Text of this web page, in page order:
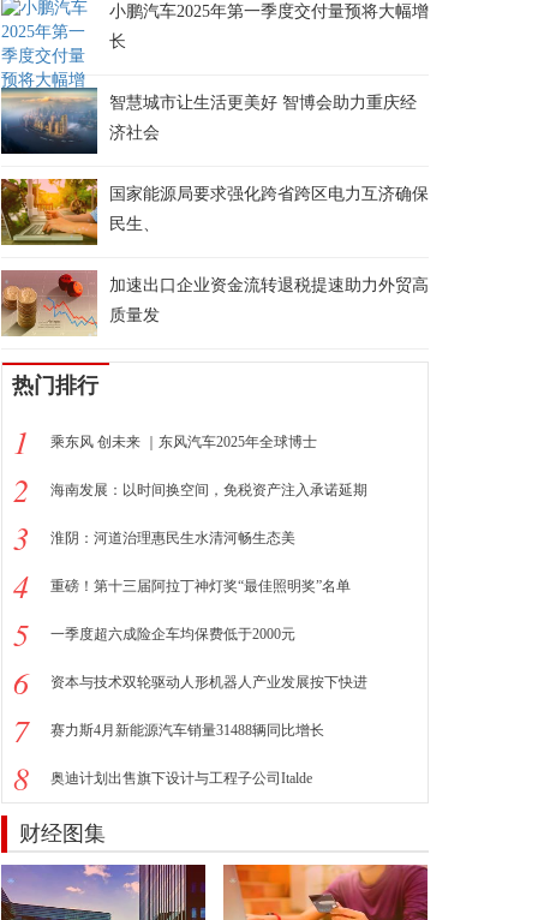
小鹏汽车2025年第一季度交付量预将大幅增
长
智慧城市让生活更美好 智博会助力重庆经
济社会
国家能源局要求强化跨省跨区电力互济确保
民生、
加速出口企业资金流转退税提速助力外贸高
质量发
热门排行
1 乘东风 创未来 ｜东风汽车2025年全球博士
2 海南发展：以时间换空间，免税资产注入承诺延期
3 淮阴：河道治理惠民生水清河畅生态美
4 重磅！第十三届阿拉丁神灯奖“最佳照明奖”名单
5 一季度超六成险企车均保费低于2000元
6 资本与技术双轮驱动人形机器人产业发展按下快进
7 赛力斯4月新能源汽车销量31488辆同比增长
8 奥迪计划出售旗下设计与工程子公司Italde
财经图集